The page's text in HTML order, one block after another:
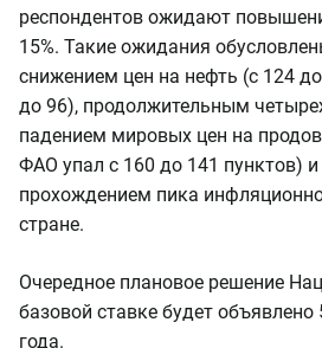
респондентов ожидают
15%. Такие ожидания
снижением цен на нефть (с 124
до 96), продолжительным
падением мировых цен на
ФАО упал с 160 до 141 пунктов)
прохождением пика
стране.
Очередное плановое решение
базовой ставке будет объявлено
года.